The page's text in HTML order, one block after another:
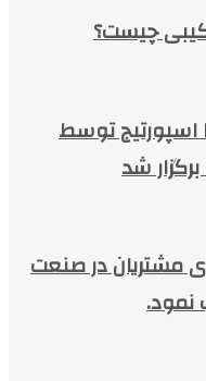
چیست؟
توسط
شد
مشتریان در صنعت
نمود.